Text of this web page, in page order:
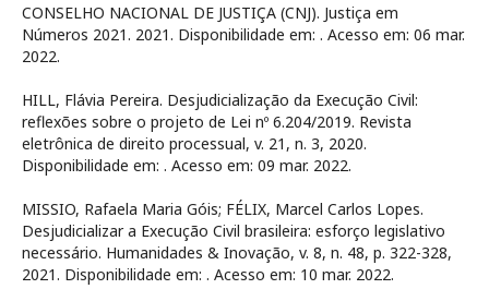
CONSELHO NACIONAL DE JUSTIÇA (CNJ). Justiça em
Números 2021. 2021. Disponibilidade em: . Acesso em: 06 mar.
2022.
HILL, Flávia Pereira. Desjudicialização da Execução Civil:
reflexões sobre o projeto de Lei nº 6.204/2019. Revista
eletrônica de direito processual, v. 21, n. 3, 2020.
Disponibilidade em: . Acesso em: 09 mar. 2022.
MISSIO, Rafaela Maria Góis; FÉLIX, Marcel Carlos Lopes.
Desjudicializar a Execução Civil brasileira: esforço legislativo
necessário. Humanidades & Inovação, v. 8, n. 48, p. 322-328,
2021. Disponibilidade em: . Acesso em: 10 mar. 2022.